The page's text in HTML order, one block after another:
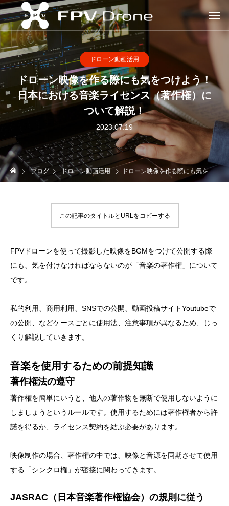
ドローン動画活用
ドローン映像を作る際にも気をつけよう！
日本における音楽ライセンス（著作権）に
ついて解説！
2023.07.19
ブログ ドローン動画活用 ドローン映像を作る際にも気をつけよう！日本における音楽ライセンス（著作権）について解説！
この記事のタイトルとURLをコピーする
FPVドローンを使って撮影した映像をBGMをつけて公開する際
にも、気を付けなければならないのが「音楽の著作権」について
です。
私的利用、商用利用、SNSでの公開、動画投稿サイトYoutubeで
の公開、などケースごとに使用法、注意事項が異なるため、じっ
くり解説していきます。
音楽を使用するための前提知識
著作権法の遵守
著作権を簡単にいうと、他人の著作物を無断で使用しないように
しましょうというルールです。使用するためには著作権者から許
諾を得るか、ライセンス契約を結ぶ必要があります。
映像制作の場合、著作権の中では、映像と音源を同期させて使用
する「シンクロ権」が密接に関わってきます。
JASRAC（日本音楽著作権協会）の規則に従う